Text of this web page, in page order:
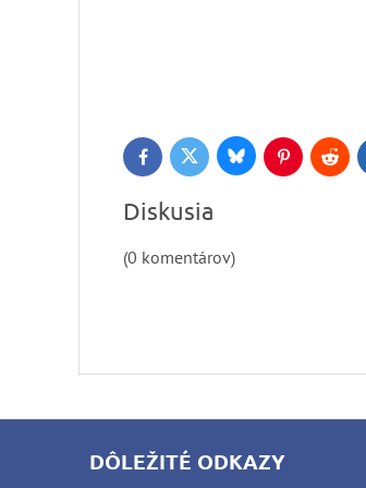
FacebookTwitter BlueskyPinterestReddit
Diskusia
(0 komentárov)
DÔLEŽITÉ ODKAZY